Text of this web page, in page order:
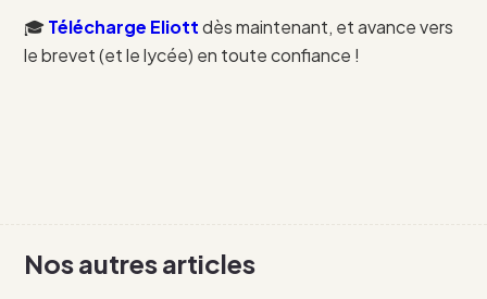
🎓 Télécharge Eliottdès maintenant, et avance vers
le brevet (et le lycée) en toute confiance !
Nos autres articles